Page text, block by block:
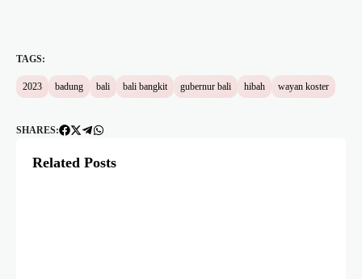
TAGS:
2023 badung bali bali bangkit gubernur bali hibah wayan koster
SHARES:
Related Posts